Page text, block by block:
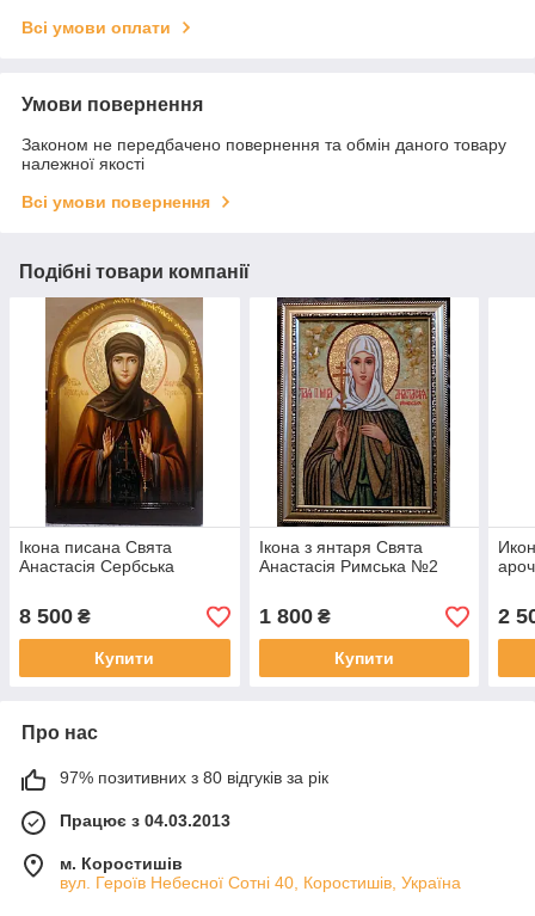
Всі умови оплати
Умови повернення
Законом не передбачено повернення та обмін даного товару
належної якості
Всі умови повернення
Подібні товари компанії
Ікона писана Свята
Анастасія Сербська
8 500 ₴
Купити
Ікона з янтаря Свята
Анастасія Римська №2
1 800₴
Купити
2
Про нас
97% позитивних з 80 відгуків за рік
Працює з 04.03.2013
м. Коростишів
вул. Героїв Небесної Сотні 40, Коростишів, Україна